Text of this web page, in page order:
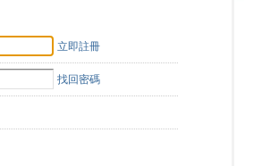
立即註冊
找回密碼